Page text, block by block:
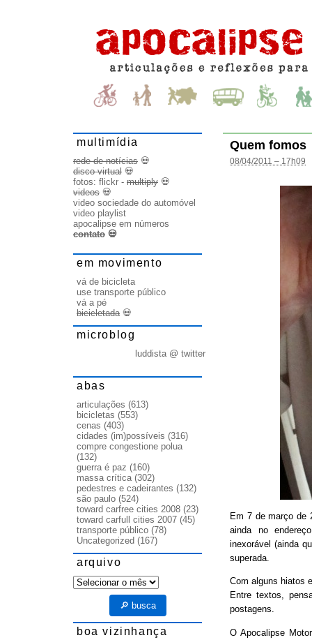
Quem fomos
08/04/2011 – 17h09
Em 7 de março de
ainda no
inexorável (ainda
superada.
Com alguns hiatos
Entre textos,
postagens.
O Apocalipse
multimídia
rede de notícias 💀
disco virtual 💀
fotos: flickr - multiply 💀
videos 💀
video sociedade do automóvel
video playlist
apocalipse em números
contato 💀
em movimento
vá de bicicleta
use transporte público
vá a pé
bicicletada💀
microblog
luddista @ twitter
abas
articulações (613)
bicicletas (553)
cenas (403)
cidades (im)possíveis (316)
compre congestione polua
(132)
guerra é paz (160)
massa crítica(302)
pedestres e cadeirantes (132)
são paulo (524)
toward carfree cities 2008 (23)
toward carfull cities 2007 (45)
transporte público (78)
Uncategorized (167)
arquivo
arquivo
🔎 busca
boa vizinhança